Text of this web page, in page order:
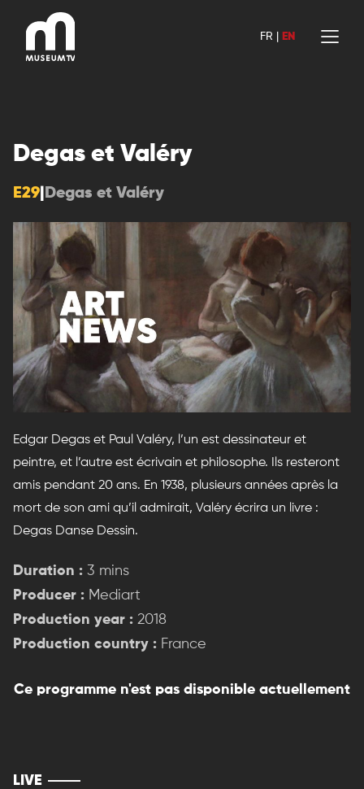
content
FR EN
Degas et Valéry
E29 Degas et Valéry
Edgar Degas et Paul Valéry, l’un est dessinateur et
peintre, et l’autre est écrivain et philosophe. Ils resteront
amis pendant 20 ans. En 1938, plusieurs années après la
mort de son ami qu’il admirait, Valéry écrira un livre :
Degas Danse Dessin.
Duration : 3 mins
Producer : Mediart
Production year : 2018
Production country : France
Ce programme n'est pas disponible actuellement
LIVE